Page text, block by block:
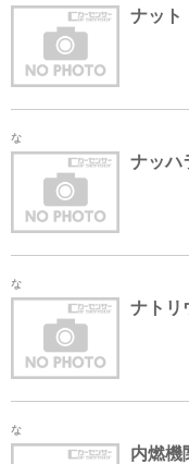
ナット
な
ナッハ
な
ナトリ
な
内燃機